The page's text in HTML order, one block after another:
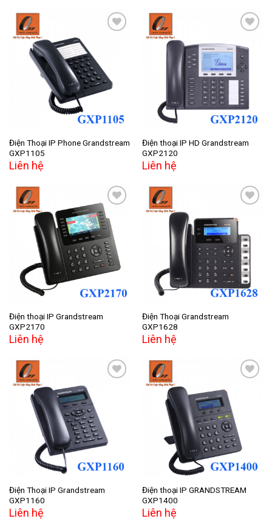
wishlist
Điện Thoại IP Phone Grandstream
GXP1105
Liên hệ
Add to
wishlist
Điện thoại IP HD Grandstream
GXP2120
Liên hệ
Add to
wishlist
Điện thoại IP Grandstream
GXP2170
Liên hệ
Add to
wishlist
Điện Thoại Grandstream
GXP1628
Liên hệ
wishlist
Điện Thoại IP Grandstream
GXP1160
Liên hệ
wishlist
Điện thoại IP GRANDSTREAM
GXP1400
Liên hệ